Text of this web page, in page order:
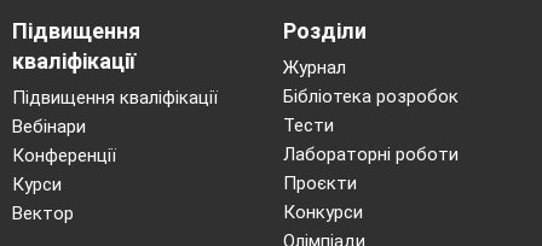
Підвищення
кваліфікації
Підвищення кваліфікації
Вебінари
Конференції
Курси
Вектор
Розділи
Журнал
Бібліотека розробок
Тести
Лабораторні роботи
Проєкти
Конкурси